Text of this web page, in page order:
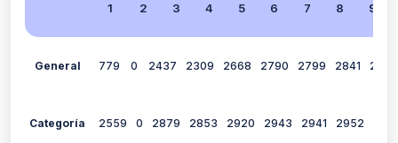
1
2 3 4 5 6 7 8 9
General 779 0 2437 2309 2668 2790 2799 2841 2886
Categoría 2559 0 2879 2853 2920 2943 2941 2952